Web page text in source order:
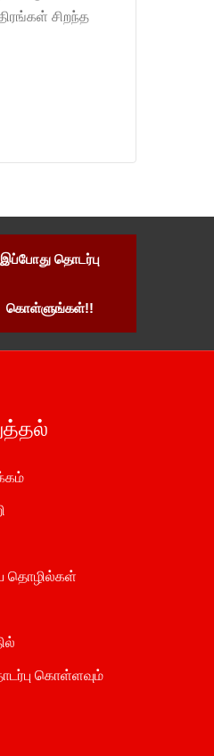
சிறந்த
இப்போது தொடர்பு
கொள்ளுங்கள்!!
தொழில்கள்
கொள்ளவும்